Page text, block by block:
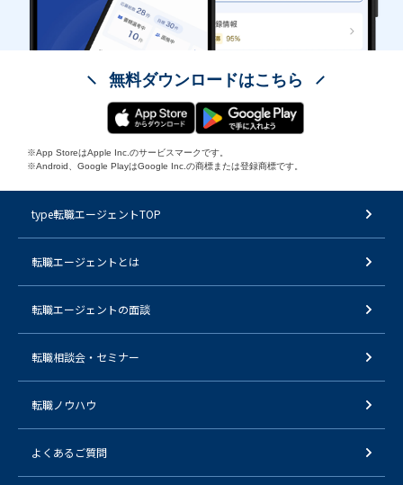
無料ダウンロードはこちら
※App StoreはApple Inc.のサービスマークです。
※Android、Google PlayはGoogle Inc.の商標または登録商標です。
type転職エージェントTOP
転職エージェントとは
転職エージェントの面談
転職相談会・セミナー
転職ノウハウ
よくあるご質問